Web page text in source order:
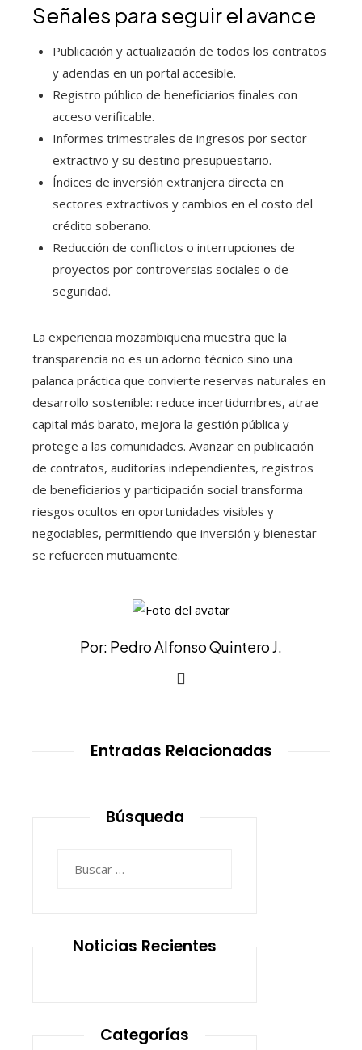
Señales para seguir el avance
Publicación y actualización de todos los contratos
y adendas en un portal accesible.
Registro público de beneficiarios finales con
acceso verificable.
Informes trimestrales de ingresos por sector
extractivo y su destino presupuestario.
Índices de inversión extranjera directa en
sectores extractivos y cambios en el costo del
crédito soberano.
Reducción de conflictos o interrupciones de
proyectos por controversias sociales o de
seguridad.
La experiencia mozambiqueña muestra que la
transparencia no es un adorno técnico sino una
palanca práctica que convierte reservas naturales en
desarrollo sostenible: reduce incertidumbres, atrae
capital más barato, mejora la gestión pública y
protege a las comunidades. Avanzar en publicación
de contratos, auditorías independientes, registros
de beneficiarios y participación social transforma
riesgos ocultos en oportunidades visibles y
negociables, permitiendo que inversión y bienestar
se refuercen mutuamente.
Por: Pedro Alfonso Quintero J.
Entradas Relacionadas
Búsqueda
Noticias Recientes
Categorías